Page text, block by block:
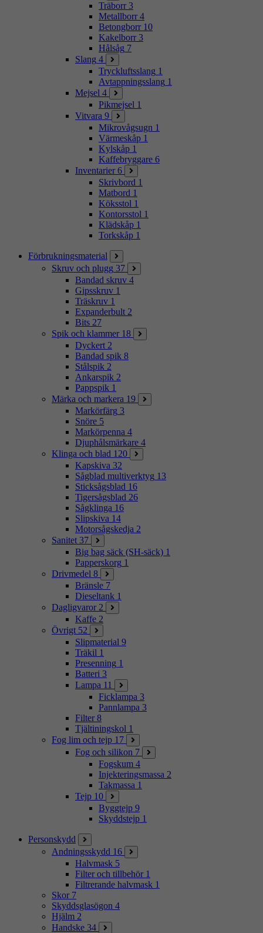
Träborr 3
Metallborr 4
Betongborr 10
Kakelborr 3
Hålsåg 7
Slang 4
Tryckluftsslang 1
Avtappningsslang 1
Mejsel 4
Pikmejsel 1
Vitvara 9
Mikrovågsugn 1
Värmeskåp 1
Kylskåp 1
Kaffebryggare 6
Inventarier 6
Skrivbord 1
Matbord 1
Köksstol 1
Kontorsstol 1
Klädskåp 1
Torkskåp 1
Förbrukningsmaterial
Skruv och plugg 37
Bandad skruv 4
Gipsskruv 1
Träskruv 1
Expanderbult 2
Bits 27
Spik och klammer 18
Dyckert 2
Bandad spik 8
Stålspik 2
Ankarspik 2
Pappspik 1
Märka och markera 19
Markörfärg 3
Snöre 5
Markörpenna 4
Djuphålsmärkare 4
Klinga och blad 120
Kapskiva 32
Sågblad multiverktyg 13
Sticksågsblad 16
Tigersågsblad 26
Sågklinga 16
Slipskiva 14
Motorsågskedja 2
Sanitet 37
Big bag säck (SH-säck) 1
Papperskorg 1
Drivmedel 8
Bränsle 7
Dieseltank 1
Dagligvaror 2
Kaffe 2
Övrigt 52
Slipmaterial 9
Träkil 1
Presenning 1
Batteri 3
Lampa 11
Ficklampa 3
Pannlampa 3
Filter 8
Tjältiningskol 1
Fog lim och tejp 17
Fog och silikon 7
Fogskum 4
Injekteringsmassa 2
Takmassa 1
Tejp 10
Byggtejp 9
Skyddstejp 1
Personskydd
Andningsskydd 16
Halvmask 5
Filter och tillbehör 1
Filtrerande halvmask 1
Skor 7
Skyddsglasögon 4
Hjälm 2
Handske 34